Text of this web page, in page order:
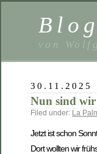
Blog
von
30.11.2025
Nun sind wir
Filed under: La
Jetzt ist schon
Dort wollten wir